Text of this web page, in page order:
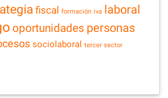
fiscal formación iva laboral
oportunidades personas
sociolaboral tercer sector